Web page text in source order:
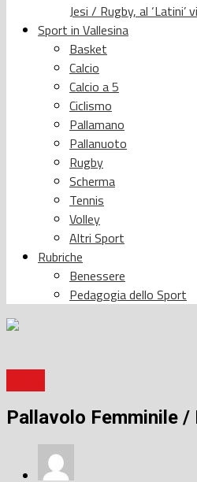
Jesi / Rugby, al
Sport in Vallesina
Basket
Calcio
Calcio a 5
Ciclismo
Pallamano
Pallanuoto
Rugby
Scherma
Tennis
Volley
Altri Sport
Rubriche
Benessere
Pedagogia dello Sport
Pallavolo Femminile